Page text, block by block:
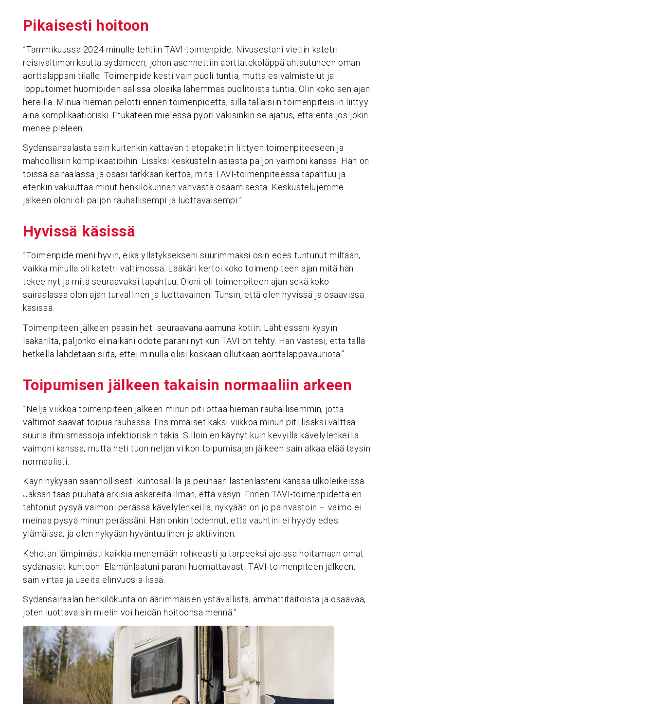
Pikai­sesti hoitoon
”Tammikuussa 2024 minulle tehtiin TAVI-toimenpide. Nivusestani vietiin katetri
reisivaltimon kautta sydämeen, johon asennettiin aorttatekoläppä ahtautuneen oman
aorttaläppäni tilalle. Toimenpide kesti vain puoli tuntia, mutta esivalmistelut ja
lopputoimet huomioiden salissa oloaika lähemmäs puolitoista tuntia. Olin koko sen ajan
hereillä. Minua hieman pelotti ennen toimenpidettä, sillä tällaisiin toimenpiteisiin liittyy
aina komplikaatioriski. Etukäteen mielessä pyöri väkisinkin se ajatus, että entä jos jokin
menee pieleen.
Sydänsairaalasta sain kuitenkin kattavan tietopaketin liittyen toimenpiteeseen ja
mahdollisiin komplikaatioihin. Lisäksi keskustelin asiasta paljon vaimoni kanssa. Hän on
töissä sairaalassa ja osasi tarkkaan kertoa, mitä TAVI-toimenpiteessä tapahtuu ja
etenkin vakuuttaa minut henkilökunnan vahvasta osaamisesta. Keskustelujemme
jälkeen oloni oli paljon rauhallisempi ja luottavaisempi.”
Hyvissä käsissä
”Toimenpide meni hyvin, eikä yllätyksekseni suurimmaksi osin edes tuntunut miltään,
vaikka minulla oli katetri valtimossa. Lääkäri kertoi koko toimenpiteen ajan mitä hän
tekee nyt ja mitä seuraavaksi tapahtuu. Oloni oli toimenpiteen ajan sekä koko
sairaalassa olon ajan turvallinen ja luottavainen. Tunsin, että olen hyvissä ja osaavissa
käsissä.
Toimenpiteen jälkeen pääsin heti seuraavana aamuna kotiin. Lähtiessäni kysyin
lääkäriltä, paljonko elinaikani odote parani nyt kun TAVI on tehty. Hän vastasi, että tällä
hetkellä lähdetään siitä, ettei minulla olisi koskaan ollutkaan aorttaläppävauriota.”
Toipu­misen jälkeen takaisin normaa­liin arkeen
”Neljä viikkoa toimenpiteen jälkeen minun piti ottaa hieman rauhallisemmin, jotta
valtimot saavat toipua rauhassa. Ensimmäiset kaksi viikkoa minun piti lisäksi välttää
suuria ihmismassoja infektioriskin takia. Silloin en käynyt kuin kevyillä kävelylenkeillä
vaimoni kanssa, mutta heti tuon neljän viikon toipumisajan jälkeen sain alkaa elää täysin
normaalisti.
Käyn nykyään säännöllisesti kuntosalilla ja peuhaan lastenlasteni kanssa ulkoleikeissä.
Jaksan taas puuhata arkisia askareita ilman, että väsyn. Ennen TAVI-toimenpidettä en
tahtonut pysyä vaimoni perässä kävelylenkeillä, nykyään on jo päinvastoin – vaimo ei
meinaa pysyä minun perässäni. Hän onkin todennut, että vauhtini ei hyydy edes
ylämäissä, ja olen nykyään hyväntuulinen ja aktiivinen.
Kehotan lämpimästi kaikkia menemään rohkeasti ja tarpeeksi ajoissa hoitamaan omat
sydänasiat kuntoon. Elämänlaatuni parani huomattavasti TAVI-toimenpiteen jälkeen,
sain virtaa ja useita elinvuosia lisää.
Sydänsairaalan henkilökunta on äärimmäisen ystävällistä, ammattitaitoista ja osaavaa,
joten luottavaisin mielin voi heidän hoitoonsa mennä.”